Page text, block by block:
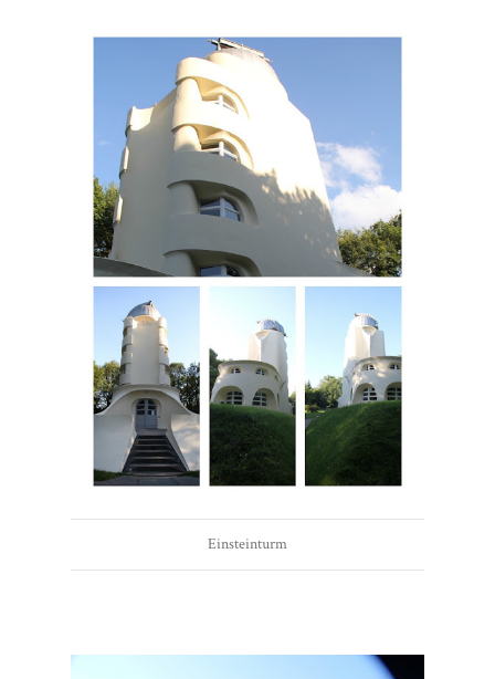
Einsteinturm